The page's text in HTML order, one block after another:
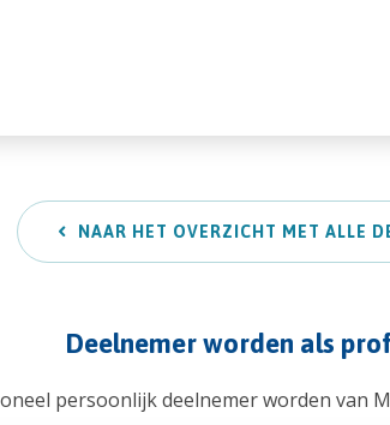
NAAR HET OVERZICHT MET ALLE
Deelnemer worden als
persoonlijk deelnemer worden van